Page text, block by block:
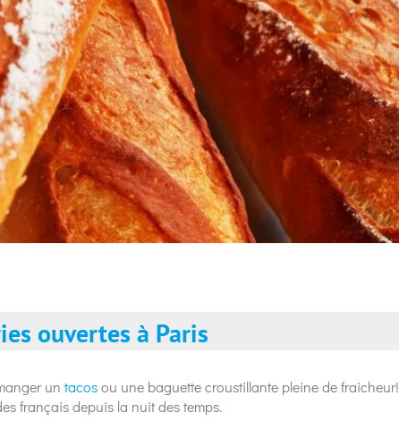
ouvertes à Paris
un tacosou une baguette croustillante pleine de fraicheur!
français depuis la nuit des temps.